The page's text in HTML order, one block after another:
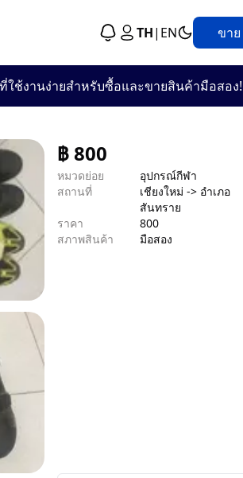
TH| EN ขาย
นง่ายสำหรับซื้อและขายสินค้ามือสอง! 🛍️
฿800
หมวดย่อย
อุปกรณ์กีฬา
สถานที่
เชียงใหม่ -> อำเภอ
สันทราย
ราคา
800
สภาพสินค้า
มือสอง